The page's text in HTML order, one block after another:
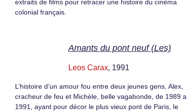
extraits de films pour retracer une histoire du cinéma
colonial français.
Amants du pont neuf (Les)
Leos Carax, 1991
L’histoire d’un amour fou entre deux jeunes gens, Alex,
cracheur de feu et Michèle, belle vagabonde, de 1989 a
1991, ayant pour décor le plus vieux pont de Paris, le